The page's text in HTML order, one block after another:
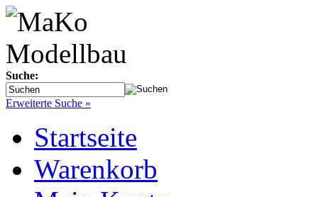
Suche:
Erweiterte Suche »
Startseite
Warenkorb